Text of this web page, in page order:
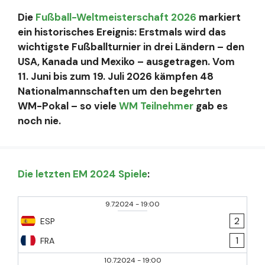
Die Fußball-Weltmeisterschaft 2026 markiert
ein historisches Ereignis: Erstmals wird das
wichtigste Fußballturnier in drei Ländern – den
USA, Kanada und Mexiko – ausgetragen. Vom
11. Juni bis zum 19. Juli 2026 kämpfen 48
Nationalmannschaften um den begehrten
WM-Pokal – so vieleWM Teilnehmer gab es
noch nie.
Die letzten EM 2024 Spiele:
9.7.2024-19:00
ESP
FRA
2
1
10.7.2024-19:00